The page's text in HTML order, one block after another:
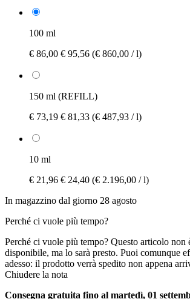
100 ml
€ 86,00 € 95,56 (€ 860,00 / l)
150 ml (REFILL)
€ 73,19 € 81,33 (€ 487,93 / l)
10 ml
€ 21,96 € 24,40 (€ 2.196,00 / l)
In magazzino dal giorno 28 agosto
Perché ci vuole più tempo?
Perché ci vuole più tempo? Questo articolo non
disponibile, ma lo sarà presto. Puoi comunque
adesso: il prodotto verrà spedito non appena
Chiudere la nota
Consegna gratuita fino al martedì, 01